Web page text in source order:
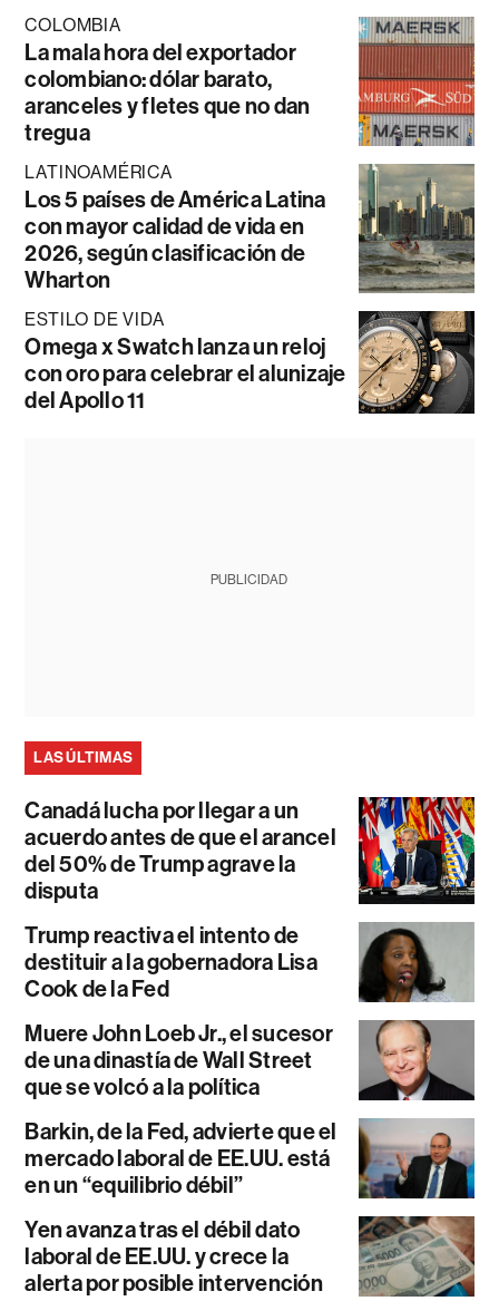
COLOMBIA
La mala hora del exportador
colombiano: dólar barato,
aranceles y fletes que no dan
tregua
LATINOAMÉRICA
Los 5 países de América Latina
con mayor calidad de vida en
2026, según clasificación de
Wharton
ESTILO DE VIDA
Omega x Swatch lanza un reloj
con oro para celebrar el alunizaje
del Apollo 11
PUBLICIDAD
LAS ÚLTIMAS
Canadá lucha por llegar a un
acuerdo antes de que el arancel
del 50% de Trump agrave la
disputa
Trump reactiva el intento de
destituir a la gobernadora Lisa
Cook de la Fed
Muere John Loeb Jr., el sucesor
de una dinastía de Wall Street
que se volcó a la política
Barkin, de la Fed, advierte que el
mercado laboral de EE.UU. está
en un “equilibrio débil”
Yen avanza tras el débil dato
laboral de EE.UU. y crece la
alerta por posible intervención